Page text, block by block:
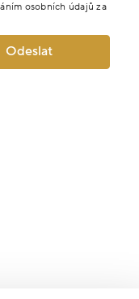
osobních údajů za
Odeslat